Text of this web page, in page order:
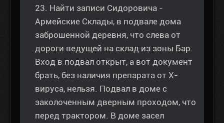
23. Найти записи Сидоровича -
Армейские Склады, в подвале дома
заброшенной деревня, что слева от
дороги ведущей на склад из зоны Бар.
Вход в подвал открыт, а вот документ
брать, без наличия препарата от Х-
вируса, нельзя. Подвал в доме с
заколоченным дверным проходом, что
перед трактором. В доме засел